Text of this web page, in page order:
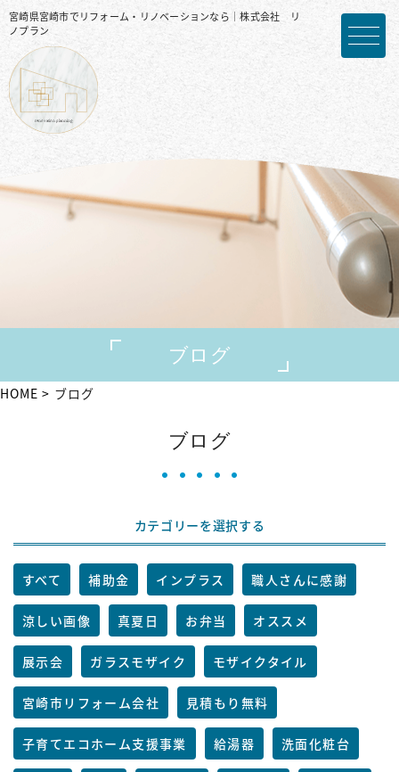
宮崎県宮崎市でリフォーム・リノベーションなら｜株式会社 リ
ノプラン
ブログ
HOME ブログ
ブログ
カテゴリーを選択する
すべて 補助金 インプラス 職人さんに感謝
涼しい画像 真夏日 お弁当 オススメ
展示会 ガラスモザイク モザイクタイル
宮崎市リフォーム会社 見積もり無料
子育てエコホーム支援事業 給湯器 洗面化粧台